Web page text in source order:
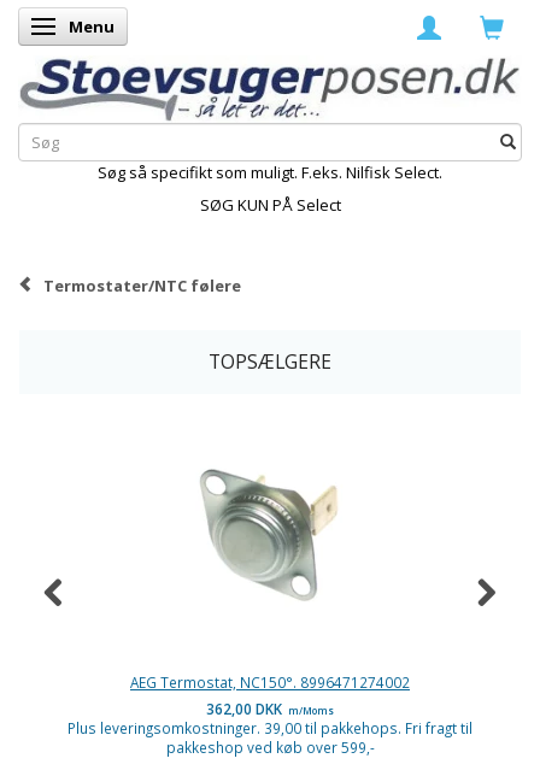
Skifte navigation
Menu
Søg så specifikt som muligt. F.eks. Nilfisk Select.
SØG KUN PÅ Select
Termostater/NTC følere
TOPSÆLGERE
AEG Termostat, NC150°. 8996471274002
362,00 DKK m/Moms
Plus leveringsomkostninger. 39,00 til pakkehops. Fri fragt til
pakkeshop ved køb over 599,-